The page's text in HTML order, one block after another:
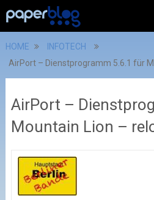
HOME
INFOTECH
AirPort – Dienstprogramm 5.6.1 für
AirPort –
Mountain Lion –